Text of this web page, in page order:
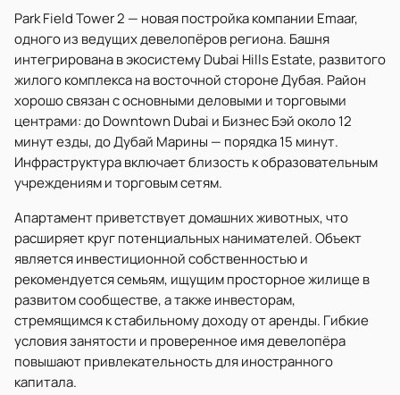
Park Field Tower 2 — новая постройка компании Emaar,
одного из ведущих девелопёров региона. Башня
интегрирована в экосистему Dubai Hills Estate, развитого
жилого комплекса на восточной стороне Дубая. Район
хорошо связан с основными деловыми и торговыми
центрами: до Downtown Dubai и Бизнес Бэй около 12
минут езды, до Дубай Марины — порядка 15 минут.
Инфраструктура включает близость к образовательным
учреждениям и торговым сетям.
Апартамент приветствует домашних животных, что
расширяет круг потенциальных нанимателей. Объект
является инвестиционной собственностью и
рекомендуется семьям, ищущим просторное жилище в
развитом сообществе, а также инвесторам,
стремящимся к стабильному доходу от аренды. Гибкие
условия занятости и проверенное имя девелопёра
повышают привлекательность для иностранного
капитала.